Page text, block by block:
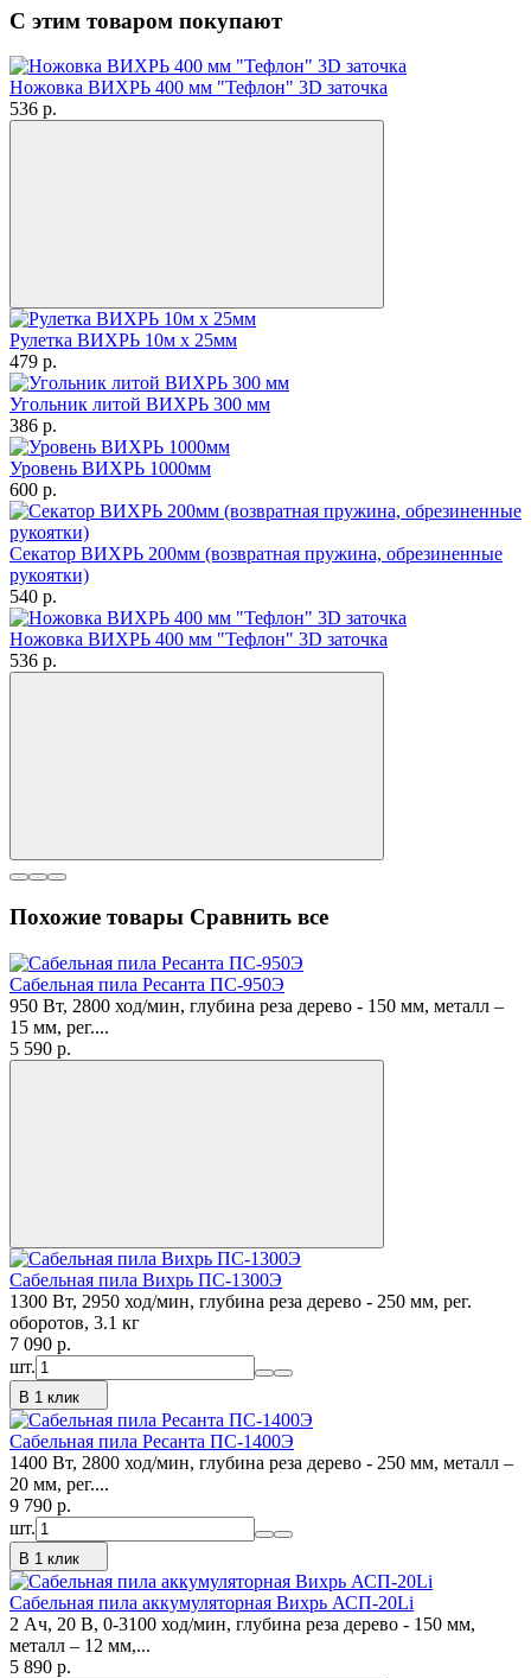
С этим товаром покупают
Ножовка ВИХРЬ 400 мм "Тефлон" 3D заточка
536 p.
Рулетка ВИХРЬ 10м х 25мм
479 p.
Угольник литой ВИХРЬ 300 мм
386 p.
Уровень ВИХРЬ 1000мм
600 p.
Секатор ВИХРЬ 200мм (возвратная пружина, обрезиненные
рукоятки)
540 p.
Ножовка ВИХРЬ 400 мм "Тефлон" 3D заточка
536 p.
Похожие товары Сравнить все
Сабельная пила Ресанта ПС-950Э
950 Вт, 2800 ход/мин, глубина реза дерево - 150 мм, металл –
15 мм, рег....
5 590 p.
Сабельная пила Вихрь ПС-1300Э
1300 Вт, 2950 ход/мин, глубина реза дерево - 250 мм, рег.
оборотов, 3.1 кг
7 090 p.
шт.
В 1 клик
Сабельная пила Ресанта ПС-1400Э
1400 Вт, 2800 ход/мин, глубина реза дерево - 250 мм, металл –
20 мм, рег....
9 790 p.
шт.
В 1 клик
Сабельная пила аккумуляторная Вихрь АСП-20Li
2 Ач, 20 В, 0-3100 ход/мин, глубина реза дерево - 150 мм,
металл – 12 мм,...
5 890 p.